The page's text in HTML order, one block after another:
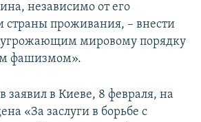
независимо от его
страны проживания, – внести
угрожающим мировому порядку
фашизмом».
в Киеве, 8 февраля, на
«За заслуги в борьбе с